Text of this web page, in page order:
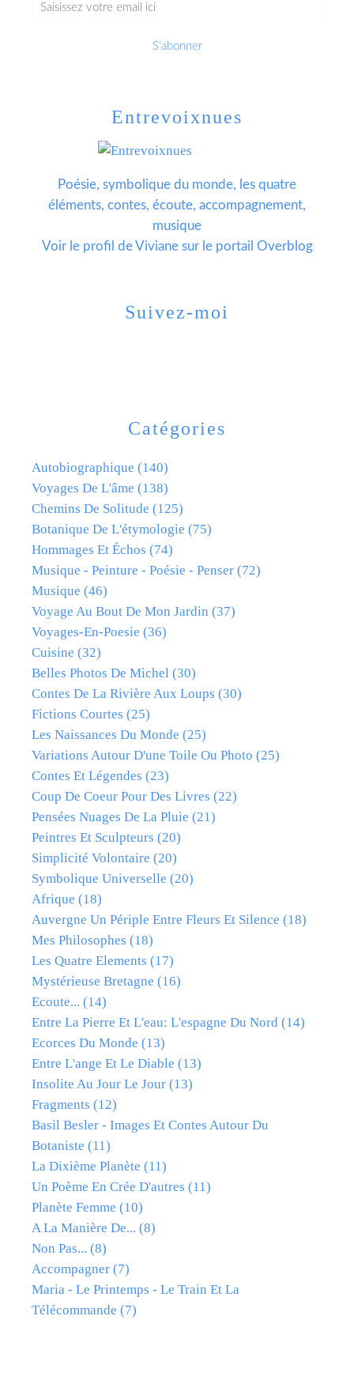
Catégories
Autobiographique (140)
Voyages De L'âme (138)
Chemins De Solitude (125)
Botanique De L'étymologie (75)
Hommages Et Échos (74)
Musique - Peinture - Poésie - Penser (72)
Musique (46)
Voyage Au Bout De Mon Jardin (37)
Voyages-En-Poesie (36)
Cuisine (32)
Belles Photos De Michel (30)
Contes De La Rivière Aux Loups (30)
Fictions Courtes (25)
Les Naissances Du Monde (25)
Variations Autour D'une Toile Ou Photo (25)
Contes Et Légendes (23)
Coup De Coeur Pour Des Livres (22)
Pensées Nuages De La Pluie (21)
Peintres Et Sculpteurs (20)
Simplicité Volontaire (20)
Symbolique Universelle (20)
Afrique (18)
Auvergne Un Périple Entre Fleurs Et Silence (18)
Mes Philosophes (18)
Les Quatre Elements (17)
Mystérieuse Bretagne (16)
Ecoute... (14)
Entre La Pierre Et L'eau: L'espagne Du Nord (14)
Ecorces Du Monde (13)
Entre L'ange Et Le Diable (13)
Insolite Au Jour Le Jour (13)
Fragments (12)
Basil Besler - Images Et Contes Autour Du
Botaniste (11)
La Dixième Planète (11)
Un Poème En Crée D'autres (11)
Planète Femme (10)
A La Manière De... (8)
Non Pas... (8)
Accompagner (7)
Maria - Le Printemps - Le Train Et La
Télécommande (7)
Entrevoixnues
Poésie, symbolique du monde, les quatre
éléments, contes, écoute, accompagnement,
musique
Voir le profil deVivianesur le portail Overblog
Suivez-moi